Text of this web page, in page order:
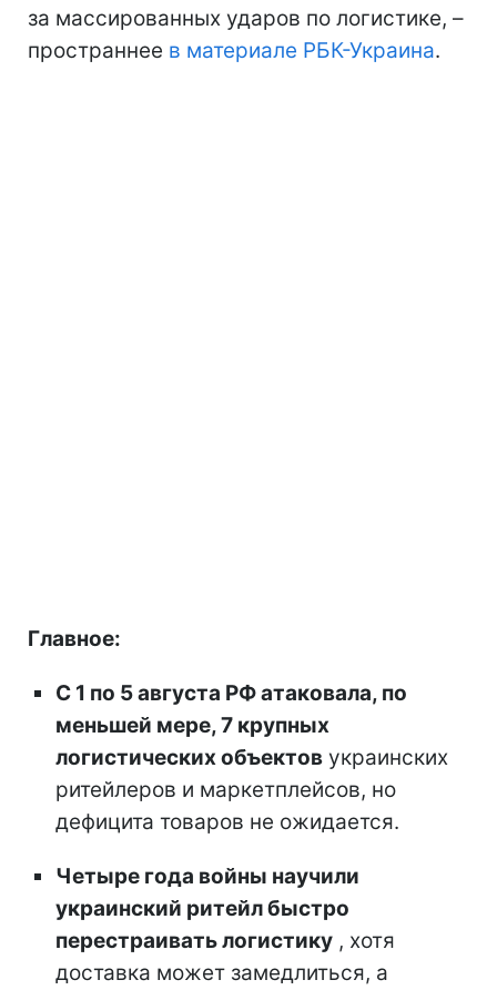
за массированных ударов по логистике, –
пространнее в материале РБК-Украина.
Главное:
С 1 по 5 августа РФ атаковала, по
меньшей мере, 7 крупных
логистических объектов украинских
ритейлеров и маркетплейсов, но
дефицита товаров не ожидается.
Четыре года войны научили
украинский ритейл быстро
перестраивать логистику , хотя
доставка может замедлиться, а